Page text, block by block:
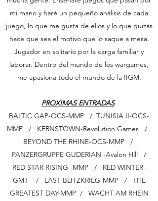
mi mano y haré un pequeño análisis de cada
juego, lo que me gusta de ellos y lo que quizás
hace que sea el motivo que lo saque a mesa.
Jugador en solitario por la carga familiar y
laborar. Dentro del mundo de los wargames,
me apasiona todo el mundo de la IIGM.
PROXIMAS ENTRADAS
BALTIC GAP-OCS-MMP / TUNISIA II-OCS-
MMP / KERNSTOWN-Revolution Games /
BEYOND THE RHINE-OCS-MMP /
PANZERGRUPPE GUDERIAN -Avalon Hill /
RED STAR RISING -MMP / RED WINTER -
GMT / LAST BLITZKRIEG-MMP / THE
GREATEST DAY-MMP / WACHT AM RHEIN